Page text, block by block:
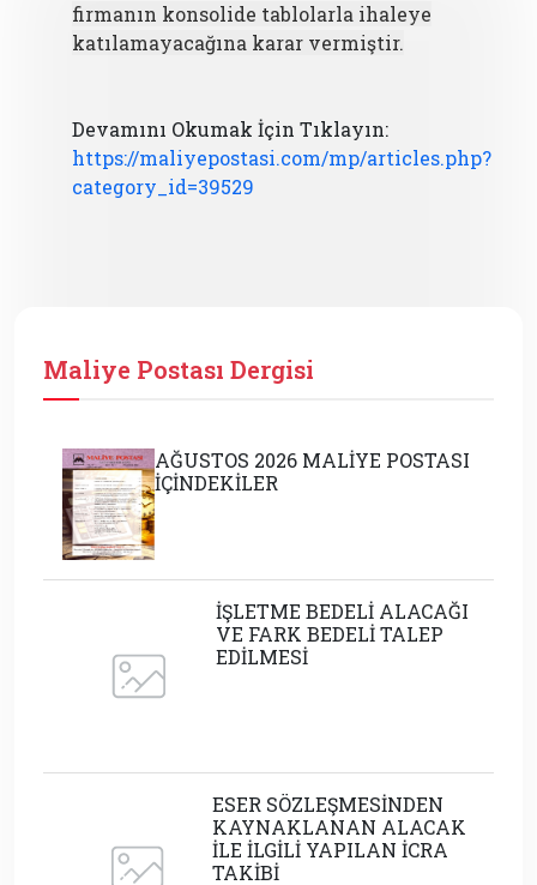
firmanın konsolide tablolarla ihaleye
katılamayacağına karar vermiştir.
Devamını Okumak İçin Tıklayın:
https://maliyepostasi.com/mp/articles.php?
category_id=39529
Maliye Postası Dergisi
AĞUSTOS 2026 MALİYE POSTASI
İÇİNDEKİLER
İŞLETME BEDELİ ALACAĞI
VE FARK BEDELİ TALEP
EDİLMESİ
ESER SÖZLEŞMESİNDEN
KAYNAKLANAN ALACAK
İLE İLGİLİ YAPILAN İCRA
TAKİBİ